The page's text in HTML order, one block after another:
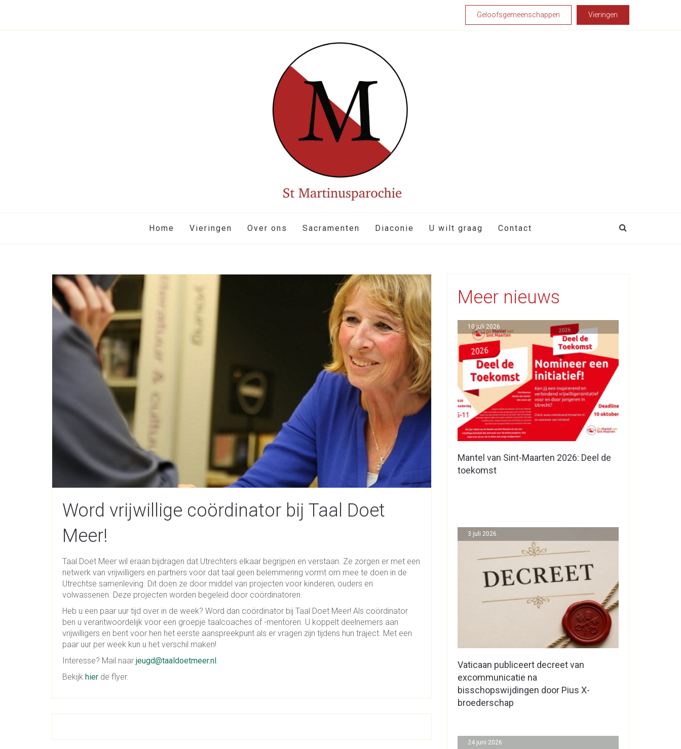
Geloofsgemeenschappen Vieringen
Home Vieringen Over ons Sacramenten Diaconie U wilt graag Contact
Word vrijwillige coördinator bij Taal Doet
Meer!
Taal Doet Meer wil eraan bijdragen dat Utrechters elkaar begrijpen en verstaan. Ze zorgen er met een
netwerk van vrijwilligers en partners voor dat taal geen belemmering vormt om mee te doen in de
Utrechtse samenleving. Dit doen ze door middel van projecten voor kinderen, ouders en
volwassenen. Deze projecten worden begeleid door coördinatoren.
Heb u een paar uur tijd over in de week? Word dan coördinator bij Taal Doet Meer! Als coördinator
ben u verantwoordelijk voor een groepje taalcoaches of -mentoren. U koppelt deelnemers aan
vrijwilligers en bent voor hen het eerste aanspreekpunt als er vragen zijn tijdens hun traject. Met een
paar uur per week kun u het verschil maken!
Interesse? Mail naar jeugd@taaldoetmeer.nl.
Bekijk hier de flyer.
Meer nieuws
Mantel van Sint-Maarten 2026: Deel de
toekomst
10 juli 2026
Vaticaan publiceert decreet van
excommunicatie na
bisschopswijdingen door Pius X-
broederschap
3 juli 2026
24 juni 2026